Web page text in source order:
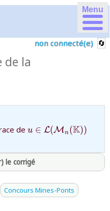
Menu
non connecté(e)
la
de {u\in\mathcal{L}
u ∈ L(Mn(K))
le corrigé
mathprepa
Concours Mines-Ponts